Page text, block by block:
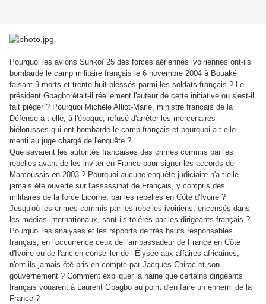
Pourquoi les avions Suhkoï 25 des forces aériennes ivoiriennes ont-ils
bombardé le camp militaire français le 6 novembre 2004 à Bouaké
faisant 9 morts et trente-huit blessés parmi les soldats français ? Le
président Gbagbo était-il réellement l'auteur de cette initiative ou s'est-il
fait piéger ? Pourquoi Michèle Alliot-Marie, ministre français de la
Défense a-t-elle, à l'époque, refusé d'arrêter les mercenaires
biélorusses qui ont bombardé le camp français et pourquoi a-t-elle
menti au juge chargé de l'enquête ?
Que savaient les autorités françaises des crimes commis par les
rebelles avant de les inviter en France pour signer les accords de
Marcoussis en 2003 ? Pourquoi aucune enquête judiciaire n'a-t-elle
jamais été ouverte sur l'assassinat de Français, y compris des
militaires de la force Licorne, par les rebelles en Côte d'Ivoire ?
Jusqu'où les crimes commis par les rebelles ivoiriens, encensés dans
les médias internationaux, sont-ils tolérés par les dirigeants français ?
Pourquoi les analyses et les rapports de très hauts responsables
français, en l'occurrence ceux de l'ambassadeur de France en Côte
d'Ivoire ou de l'ancien conseiller de l’Élysée aux affaires africaines,
n'ont-ils jamais été pris en compte par Jacques Chirac et son
gouvernement ? Comment expliquer la haine que certains dirigeants
français vouaient à Laurent Gbagbo au point d'en faire un ennemi de la
France ?